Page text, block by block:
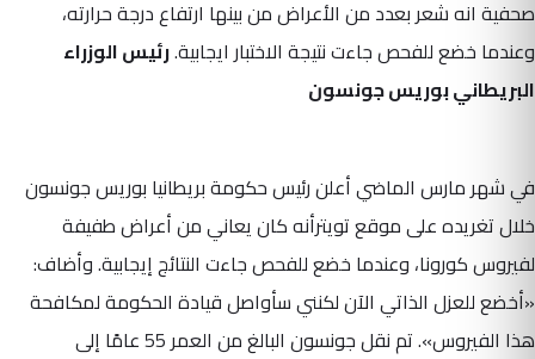
صحفية انه شعر بعدد من الأعراض من بينها ارتفاع درجة حرارته،
وعندما خضع للفحص جاءت نتيجة الاختبار ايجابية.رئيس الوزراء
البريطاني بوريس جونسون
في شهر مارس الماضي أعلن رئيس حكومة بريطانيا بوريس جونسون
خلال تغريده على موقع تويترأنه كان يعاني من أعراض طفيفة
لفيروس كورونا، وعندما خضع للفحص جاءت النتائج إيجابية. وأضاف:
«أخضع للعزل الذاتي الآن لكنني سأواصل قيادة الحكومة لمكافحة
هذا الفيروس». تم نقل جونسون البالغ من العمر 55 عامًا إلى